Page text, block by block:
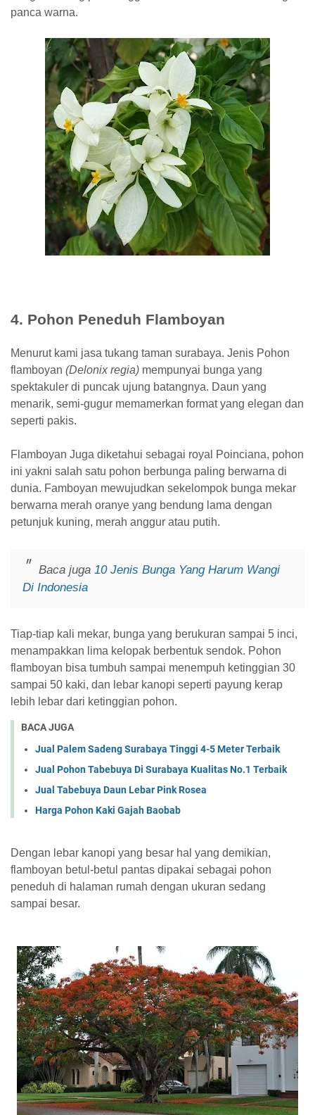
panca warna.
4. Pohon Peneduh Flamboyan
Menurut kami jasa tukang taman surabaya. Jenis Pohon
flamboyan (Delonix regia) mempunyai bunga yang
spektakuler di puncak ujung batangnya. Daun yang
menarik, semi-gugur memamerkan format yang elegan dan
seperti pakis.
Flamboyan Juga diketahui sebagai royal Poinciana, pohon
ini yakni salah satu pohon berbunga paling berwarna di
dunia. Famboyan mewujudkan sekelompok bunga mekar
berwarna merah oranye yang bendung lama dengan
petunjuk kuning, merah anggur atau putih.
Baca juga 10 Jenis Bunga Yang Harum Wangi
Di Indonesia
Tiap-tiap kali mekar, bunga yang berukuran sampai 5 inci,
menampakkan lima kelopak berbentuk sendok. Pohon
flamboyan bisa tumbuh sampai menempuh ketinggian 30
sampai 50 kaki, dan lebar kanopi seperti payung kerap
lebih lebar dari ketinggian pohon.
BACA JUGA
Jual Palem Sadeng Surabaya Tinggi 4-5 Meter Terbaik
Jual Pohon Tabebuya Di Surabaya Kualitas No.1 Terbaik
Jual Tabebuya Daun Lebar Pink Rosea
Harga Pohon Kaki Gajah Baobab
Dengan lebar kanopi yang besar hal yang demikian,
flamboyan betul-betul pantas dipakai sebagai pohon
peneduh di halaman rumah dengan ukuran sedang
sampai besar.